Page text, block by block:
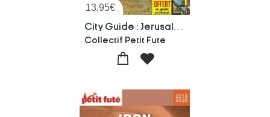
13,95€
Collectif Petit Fute